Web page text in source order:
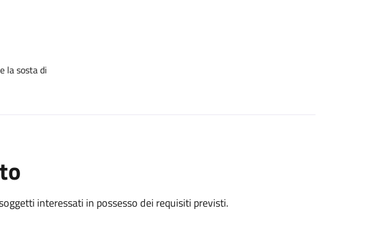
la sosta di
interessati in possesso dei requisiti previsti.